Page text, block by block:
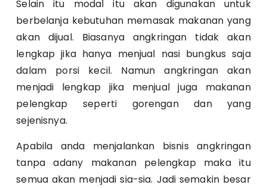
Selain itu modal itu akan digunakan untuk
berbelanja kebutuhan memasak makanan yang
akan dijual. Biasanya angkringan tidak akan
lengkap jika hanya menjual nasi bungkus saja
dalam porsi kecil. Namun angkringan akan
menjadi lengkap jika menjual juga makanan
pelengkap seperti gorengan dan yang
sejenisnya.
Apabila anda menjalankan bisnis angkringan
tanpa adany makanan pelengkap maka itu
semua akan menjadi sia-sia. Jadi semakin besar